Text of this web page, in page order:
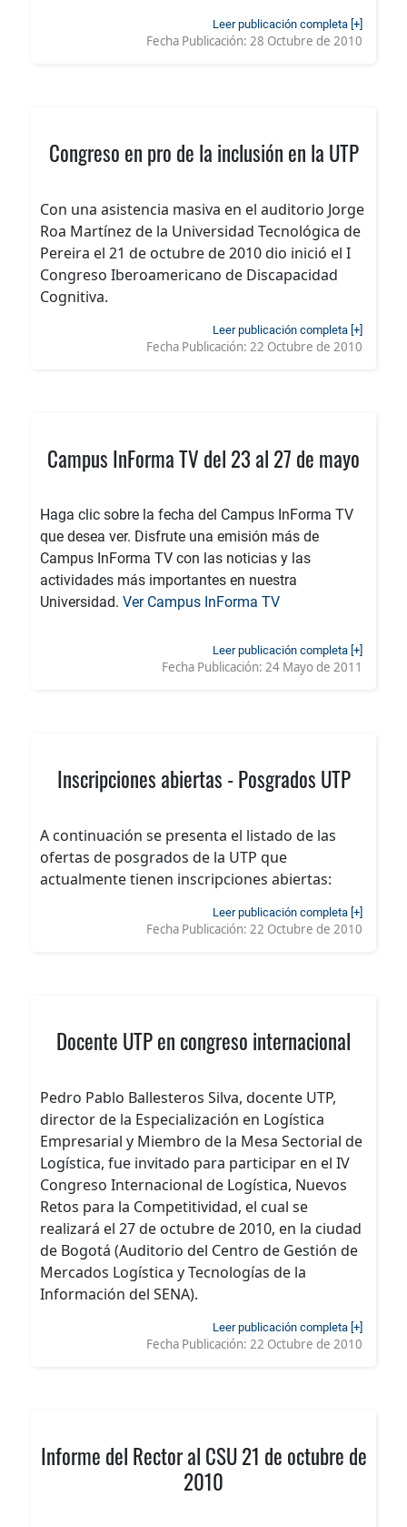
Leer publicación completa [+]
Fecha Publicación: 28 Octubre de 2010
Congreso en pro de la inclusión en la UTP
Con una asistencia masiva en el auditorio Jorge
Roa Martínez de la Universidad Tecnológica de
Pereira el 21 de octubre de 2010 dio inició el I
Congreso Iberoamericano de Discapacidad
Cognitiva.
Leer publicación completa [+]
Fecha Publicación: 22 Octubre de 2010
Campus InForma TV del 23 al 27 de mayo
Haga clic sobre la fecha del Campus InForma TV
que desea ver. Disfrute una emisión más de
Campus InForma TV con las noticias y las
actividades más importantes en nuestra
Universidad. Ver Campus InForma TV
Leer publicación completa [+]
Fecha Publicación: 24 Mayo de 2011
Inscripciones abiertas - Posgrados UTP
A continuación se presenta el listado de las
ofertas de posgrados de la UTP que
actualmente tienen inscripciones abiertas:
Leer publicación completa [+]
Fecha Publicación: 22 Octubre de 2010
Docente UTP en congreso internacional
Pedro Pablo Ballesteros Silva, docente UTP,
director de la Especialización en Logística
Empresarial y Miembro de la Mesa Sectorial de
Logística, fue invitado para participar en el IV
Congreso Internacional de Logística, Nuevos
Retos para la Competitividad, el cual se
realizará el 27 de octubre de 2010, en la ciudad
de Bogotá (Auditorio del Centro de Gestión de
Mercados Logística y Tecnologías de la
Información del SENA).
Leer publicación completa [+]
Fecha Publicación: 22 Octubre de 2010
Informe del Rector al CSU 21 de octubre de
2010